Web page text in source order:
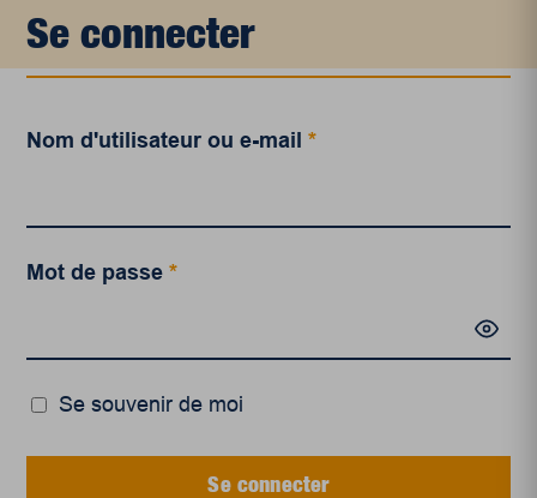
Se connecter
Nom d'utilisateur ou e-mail*
Mot de passe*
Se souvenir de moi
Se connecter